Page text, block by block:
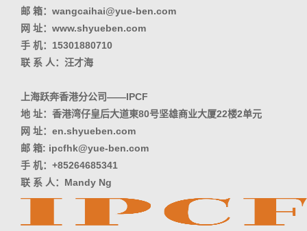
邮 箱：wangcaihai@yue-ben.com
网 址：www.shyueben.com
手 机：15301880710
联 系 人：汪才海
上海跃奔香港分公司——IPCF
地 址：香港湾仔皇后大道東80号坚雄商业大厦22楼2单元
网 址：en.shyueben.com
邮 箱: ipcfhk@yue-ben.com
手 机：+85264685341
联 系 人：Mandy Ng